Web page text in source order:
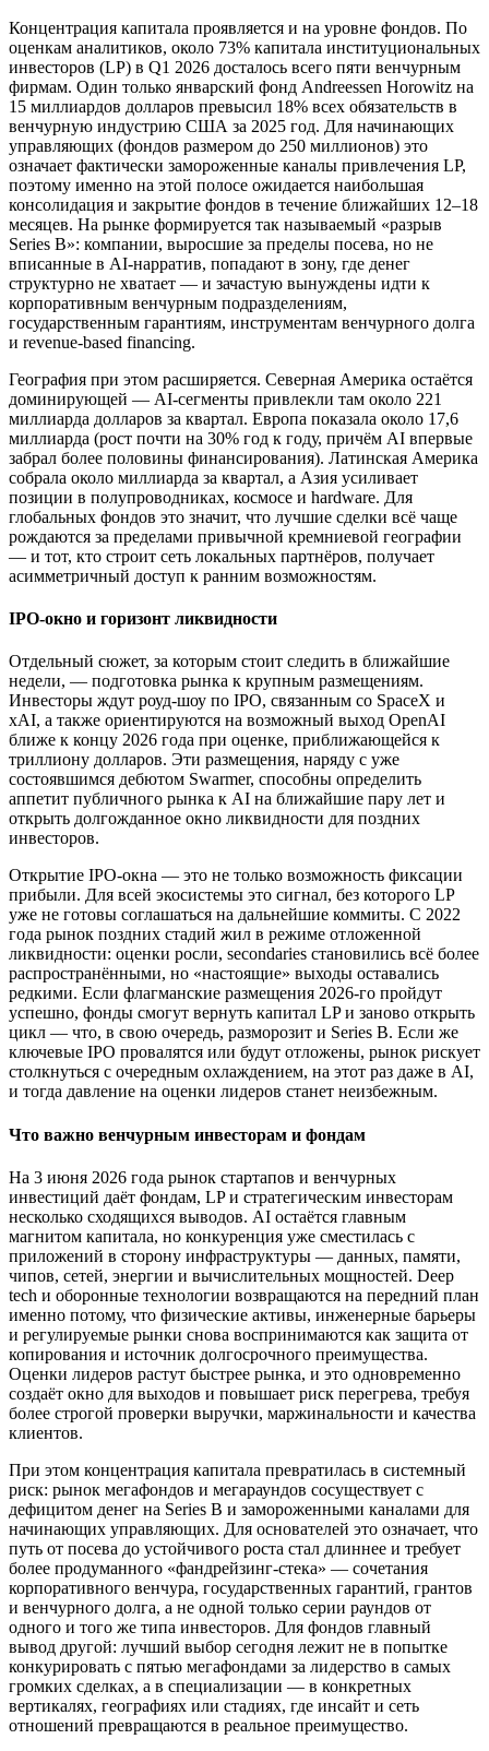
Концентрация капитала проявляется и на уровне фондов. По
оценкам аналитиков, около 73% капитала институциональных
инвесторов (LP) в Q1 2026 досталось всего пяти венчурным
фирмам. Один только январский фонд Andreessen Horowitz на
15 миллиардов долларов превысил 18% всех обязательств в
венчурную индустрию США за 2025 год. Для начинающих
управляющих (фондов размером до 250 миллионов) это
означает фактически замороженные каналы привлечения LP,
поэтому именно на этой полосе ожидается наибольшая
консолидация и закрытие фондов в течение ближайших 12–18
месяцев. На рынке формируется так называемый «разрыв
Series B»: компании, выросшие за пределы посева, но не
вписанные в AI-нарратив, попадают в зону, где денег
структурно не хватает — и зачастую вынуждены идти к
корпоративным венчурным подразделениям,
государственным гарантиям, инструментам венчурного долга
и revenue-based financing.
География при этом расширяется. Северная Америка остаётся
доминирующей — AI-сегменты привлекли там около 221
миллиарда долларов за квартал. Европа показала около 17,6
миллиарда (рост почти на 30% год к году, причём AI впервые
забрал более половины финансирования). Латинская Америка
собрала около миллиарда за квартал, а Азия усиливает
позиции в полупроводниках, космосе и hardware. Для
глобальных фондов это значит, что лучшие сделки всё чаще
рождаются за пределами привычной кремниевой географии
— и тот, кто строит сеть локальных партнёров, получает
асимметричный доступ к ранним возможностям.
IPO-окно и горизонт ликвидности
Отдельный сюжет, за которым стоит следить в ближайшие
недели, — подготовка рынка к крупным размещениям.
Инвесторы ждут роуд-шоу по IPO, связанным со SpaceX и
xAI, а также ориентируются на возможный выход OpenAI
ближе к концу 2026 года при оценке, приближающейся к
триллиону долларов. Эти размещения, наряду с уже
состоявшимся дебютом Swarmer, способны определить
аппетит публичного рынка к AI на ближайшие пару лет и
открыть долгожданное окно ликвидности для поздних
инвесторов.
Открытие IPO-окна — это не только возможность фиксации
прибыли. Для всей экосистемы это сигнал, без которого LP
уже не готовы соглашаться на дальнейшие коммиты. С 2022
года рынок поздних стадий жил в режиме отложенной
ликвидности: оценки росли, secondaries становились всё более
распространёнными, но «настоящие» выходы оставались
редкими. Если флагманские размещения 2026-го пройдут
успешно, фонды смогут вернуть капитал LP и заново открыть
цикл — что, в свою очередь, разморозит и Series B. Если же
ключевые IPO провалятся или будут отложены, рынок рискует
столкнуться с очередным охлаждением, на этот раз даже в AI,
и тогда давление на оценки лидеров станет неизбежным.
Что важно венчурным инвесторам и фондам
На 3 июня 2026 года рынок стартапов и венчурных
инвестиций даёт фондам, LP и стратегическим инвесторам
несколько сходящихся выводов. AI остаётся главным
магнитом капитала, но конкуренция уже сместилась с
приложений в сторону инфраструктуры — данных, памяти,
чипов, сетей, энергии и вычислительных мощностей. Deep
tech и оборонные технологии возвращаются на передний план
именно потому, что физические активы, инженерные барьеры
и регулируемые рынки снова воспринимаются как защита от
копирования и источник долгосрочного преимущества.
Оценки лидеров растут быстрее рынка, и это одновременно
создаёт окно для выходов и повышает риск перегрева, требуя
более строгой проверки выручки, маржинальности и качества
клиентов.
При этом концентрация капитала превратилась в системный
риск: рынок мегафондов и мегараундов сосуществует с
дефицитом денег на Series B и замороженными каналами для
начинающих управляющих. Для основателей это означает, что
путь от посева до устойчивого роста стал длиннее и требует
более продуманного «фандрейзинг-стека» — сочетания
корпоративного венчура, государственных гарантий, грантов
и венчурного долга, а не одной только серии раундов от
одного и того же типа инвесторов. Для фондов главный
вывод другой: лучший выбор сегодня лежит не в попытке
конкурировать с пятью мегафондами за лидерство в самых
громких сделках, а в специализации — в конкретных
вертикалях, географиях или стадиях, где инсайт и сеть
отношений превращаются в реальное преимущество.